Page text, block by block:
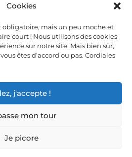
Cookies
obligatoire, mais un peu moche et
court ! Nous utilisons des cookies
sur notre site. Mais bien sûr,
êtes d’accord ou pas. Cordiales
j'accepte !
mon tour
Je picore
DES JACK
NOUS
LÉGALES